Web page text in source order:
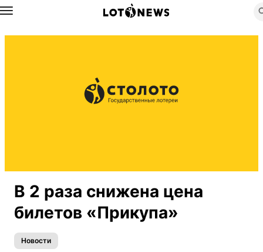
Назад
В 2 раза снижена цена
билетов «Прикупа»
Новости